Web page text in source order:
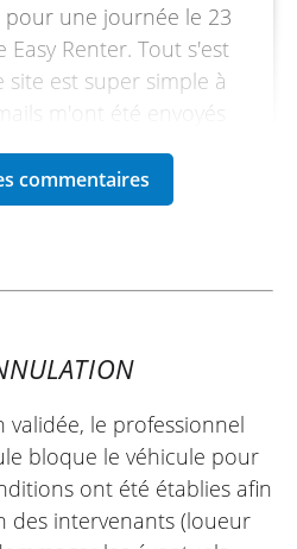
pour une journée le 23
Easy Renter. Tout s'est
site est super simple à
m'ont été envoyés
signe d'un site très
ses clients. La
~ K21 Moto
expérience avec Easy
validée, le professionnel
bloque le véhicule pour
ont été établies afin
des intervenants (loueur